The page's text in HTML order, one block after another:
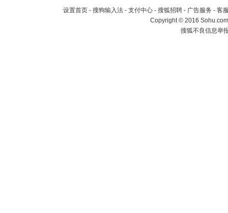
设置首页 - 搜狗输入法 - 支付中心 - 搜狐招聘 - 广告服务 - 客
Copyright©2016
搜狐不良信息举